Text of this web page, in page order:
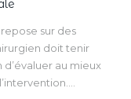
sur des
doit tenir
au mieux